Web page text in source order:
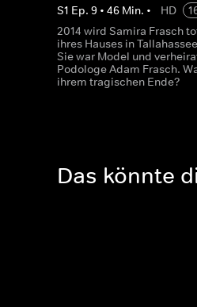
S1 Ep. 9 • 46 Min. • HD
2014 wird Samira Frasch
ihres Hauses in
Sie war Model und
Podologe Adam Frasch.
ihrem tragischen Ende?
Das könnte